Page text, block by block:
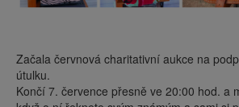
Začala červnová charitativní aukce na
útulku.
Končí 7. července přesně ve 20:00 hod. a